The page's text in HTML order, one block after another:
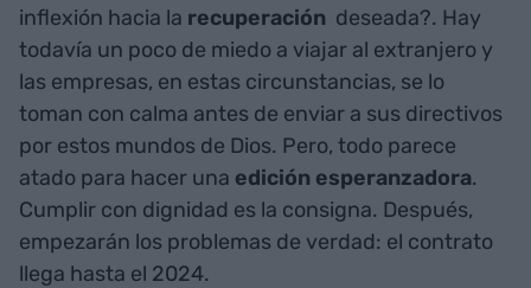
inflexión hacia la recuperación deseada?. Hay
todavía un poco de miedo a viajar al extranjero y
las empresas, en estas circunstancias, se lo
toman con calma antes de enviar a sus directivos
por estos mundos de Dios. Pero, todo parece
atado para hacer una edición esperanzadora.
Cumplir con dignidad es la consigna. Después,
empezarán los problemas de verdad: el contrato
llega hasta el 2024.